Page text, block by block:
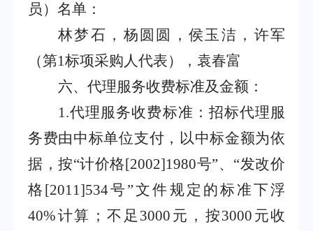
员）名单：
林梦石，杨圆圆，侯玉洁，许军
（第1标项采购人代表），袁春富
六、代理服务收费标准及金额：
1.代理服务收费标准：招标代理服
务费由中标单位支付，以中标金额为依
据，按“计价格[2002]1980号”、“发改价
格[2011]534号”文件规定的标准下浮
40%计算；不足3000元，按3000元收